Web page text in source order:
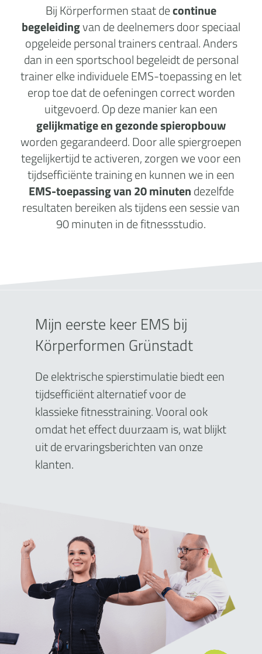
Bij Körperformen staat decontinue
begeleidingvan de deelnemers door speciaal
opgeleide personal trainers centraal. Anders
dan in een sportschool begeleidt de personal
trainer elke individuele EMS-toepassing en let
erop toe dat de oefeningen correct worden
uitgevoerd. Op deze manier kan een
gelijkmatige en gezonde spieropbouw
worden gegarandeerd. Door alle spiergroepen
tegelijkertijd te activeren, zorgen we voor een
tijdsefficiënte training en kunnen we in een
EMS-toepassing van 20 minutendezelfde
resultaten bereiken als tijdens een sessie van
90 minuten in de fitnessstudio.
Mijn eerste keer EMS bij
Körperformen Grünstadt
De elektrische spierstimulatie biedt een
tijdsefficiënt alternatief voor de
klassieke fitnesstraining. Vooral ook
omdat het effect duurzaam is, wat blijkt
uit de ervaringsberichten van onze
klanten.